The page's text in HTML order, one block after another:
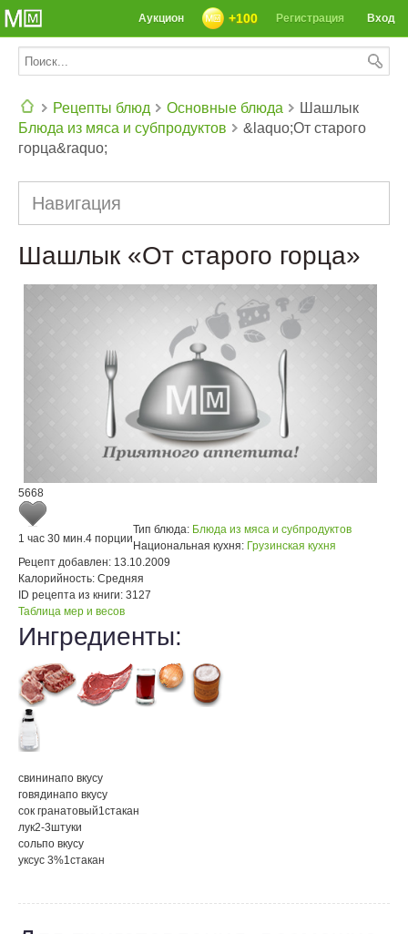
Вход
Регистрация
+100
Аукцион
Рецепты блюд
Основные блюда
Блюда из мяса и субпродуктов
Шашлык
&laquo;От старого
горца&raquo;
Навигация
Шашлык «От старого горца»
5668
1 час 30 мин.4 порции
Тип блюда: Блюда из мяса и субпродуктов
Национальная кухня: Грузинская кухня
Рецепт добавлен: 13.10.2009
Калорийность: Средняя
ID рецепта из книги: 3127
Таблица мер и весов
Ингредиенты:
свининапо вкусу
говядинапо вкусу
сок гранатовый1стакан
лук2-3штуки
сольпо вкусу
уксус 3%1стакан